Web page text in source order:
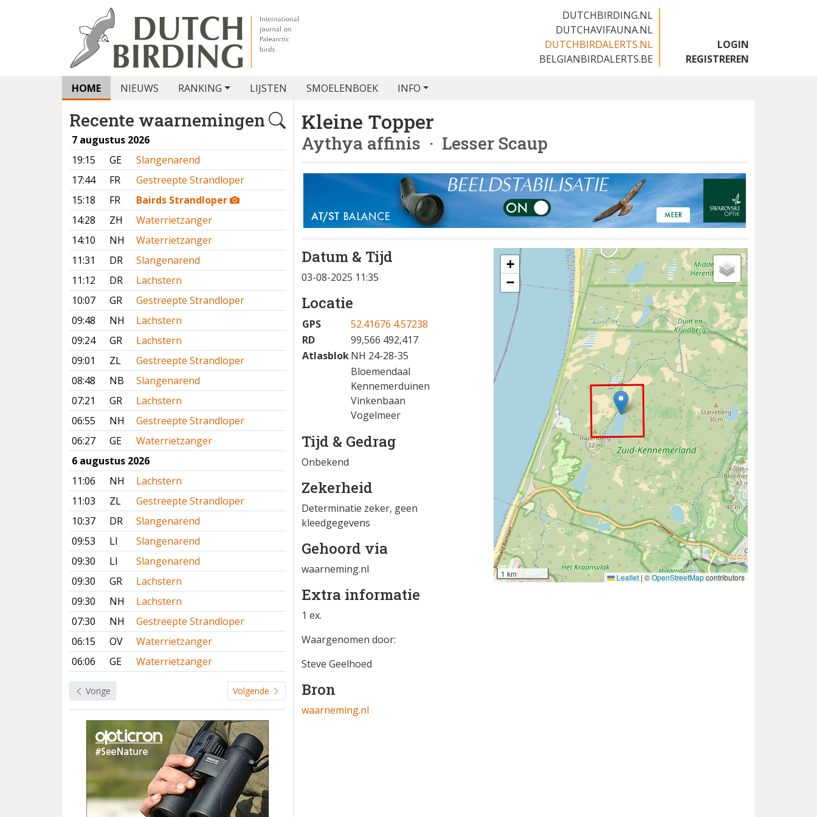
DUTCHBIRDING.NL
DUTCHAVIFAUNA.NL
DUTCHBIRDALERTS.NL
BELGIANBIRDALERTS.BE
LOGIN
REGISTREREN
HOME NIEUWS RANKING LIJSTEN SMOELENBOEK INFO
Recente waarnemingen
7 augustus 2026
19:15
GE
Slangenarend
17:44
FR
Gestreepte Strandloper
15:18
FR
Bairds Strandloper
14:28
ZH
Waterrietzanger
14:10
NH
Waterrietzanger
11:31
DR
Slangenarend
11:12
DR
Lachstern
10:07
GR
Gestreepte Strandloper
09:48
NH
Lachstern
09:24
GR
Lachstern
09:01
ZL
Gestreepte Strandloper
08:48
NB
Slangenarend
07:21
GR
Lachstern
06:55
NH
Gestreepte Strandloper
06:27
GE
Waterrietzanger
6 augustus 2026
11:06
NH
Lachstern
11:03
ZL
Gestreepte Strandloper
10:37
DR
Slangenarend
09:53
LI
Slangenarend
09:30
LI
Slangenarend
09:30
GR
Lachstern
09:30
NH
Lachstern
07:30
NH
Gestreepte Strandloper
06:15
OV
Waterrietzanger
06:06
GE Waterrietzanger
Vorige Volgende
Kleine Topper
Aythya affinis · Lesser Scaup
Datum & Tijd
03-08-2025 11:35
Locatie
GPS
52.41676 4.57238
RD
99,566 492,417
AtlasblokNH 24-28-35
Bloemendaal
Kennemerduinen
Vinkenbaan
Vogelmeer
Tijd & Gedrag
Onbekend
Zekerheid
Determinatie zeker, geen
kleedgegevens
Gehoord via
waarneming.nl
Extra informatie
1 ex.
Waargenomen door:
Steve Geelhoed
Bron
waarneming.nl
+
−
1 km Leaflet | ©OpenStreetMapcontributors